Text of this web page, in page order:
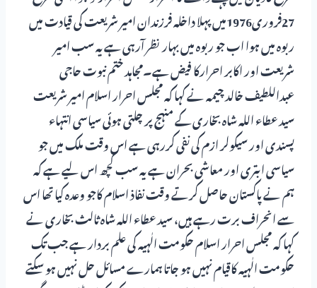
27فروری1976میں پہلا داخلہ فرزندان امیر شریعت کی قیادت میں
ربوہ میں ہوا اب جو ربوہ میں بہار نظر آرہی ہے یہ سب امیر
شریعت اور اکابر احرارکا فیض ہے۔مجاہد ختم نبوت حاجی
عبداللطیف خالد چیمہ نے کہا کہ مجلس احرار اسلام امیر شریعت
سید عطاء اللہ شاہ بخاری کے منہج پر چلتی ہوئی سیاسی انتہاء
پسندی اور سیکولر ازم کی نفی کررہی ہے اس وقت ملک میں جو
سیاسی ابتری اور معاشی بحران ہے یہ سب کچھ اس لیے ہے کہ
ہم نے پاکستان حاصل کرتے وقت نفاذ اسلام کاجو وعدہ کیا تھا اس
سے انحراف برت رہے ہیں، سید عطاء اللہ شاہ ثالث بخاری نے
کہا کہ مجلس احرار اسلام حکومت الٰہیہ کی علم بردار ہے جب تک
حکومت الٰہیہ کاقیام نہیں ہو جاتا ہمارے مسائل حل نہیں ہو سکتے